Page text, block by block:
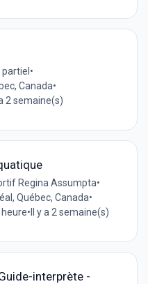
partiel•
Canada•
2 semaine(s)
Regina Assumpta•
Québec, Canada•
heure• Il y a 2 semaine(s)
interprète -